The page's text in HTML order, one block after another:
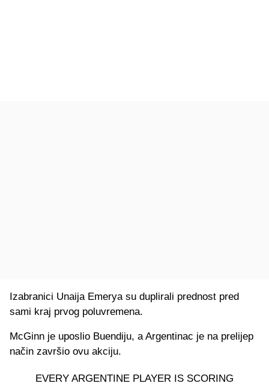
Izabranici Unaija Emerya su duplirali prednost pred
sami kraj prvog poluvremena.
McGinn je uposlio Buendiju, a Argentinac je na prelijep
način završio ovu akciju.
EVERY ARGENTINE PLAYER IS SCORING